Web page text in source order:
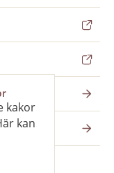
kakor
kan